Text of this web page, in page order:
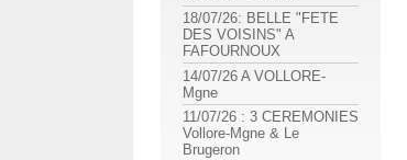
18/07/26: BELLE "FETE
DES VOISINS" A
FAFOURNOUX
14/07/26 A VOLLORE-
Mgne
11/07/26 : 3 CEREMONIES
Vollore-Mgne & Le
Brugeron